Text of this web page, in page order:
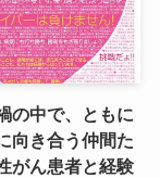
の中で、ともに
向き合う仲間た
がん患者と経験